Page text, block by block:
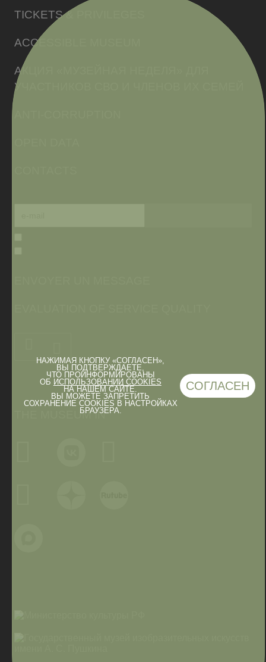
НАЖИМАЯ КНОПКУ «СОГЛАСЕН»,
ВЫ ПОДТВЕРЖДАЕТЕ,
ЧТО ПРОИНФОРМИРОВАНЫ
ОБ ИСПОЛЬЗОВАНИИ COOKIES
НА НАШЕМ САЙТЕ.
ВЫ МОЖЕТЕ ЗАПРЕТИТЬ
СОХРАНЕНИЕ COOKIES В НАСТРОЙКАХ
БРАУЗЕРА.
СОГЛАСЕН
TICKETS & PRIVILEGES
ACCESSIBLE MUSEUM
АКЦИЯ «МУЗЕЙНАЯ НЕДЕЛЯ» ДЛЯ
УЧАСТНИКОВ СВО И ЧЛЕНОВ ИХ СЕМЕЙ
THE MUSEUM IN